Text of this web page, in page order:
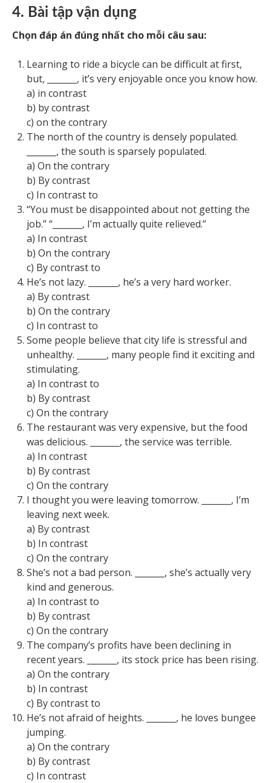
4. Bài tập vận dụng
Chọn đáp án đúng nhất cho mỗi câu sau:
Learning to ride a bicycle can be difficult at first,
but, _______, it’s very enjoyable once you know how.
a) in contrast
b) by contrast
c) on the contrary
The north of the country is densely populated.
_______, the south is sparsely populated.
a) On the contrary
b) By contrast
c) In contrast to
“You must be disappointed about not getting the
job.” “_______, I’m actually quite relieved.”
a) In contrast
b) On the contrary
c) By contrast to
He’s not lazy. _______, he’s a very hard worker.
a) By contrast
b) On the contrary
c) In contrast to
Some people believe that city life is stressful and
unhealthy. _______, many people find it exciting and
stimulating.
a) In contrast to
b) By contrast
c) On the contrary
The restaurant was very expensive, but the food
was delicious. _______, the service was terrible.
a) In contrast
b) By contrast
c) On the contrary
I thought you were leaving tomorrow. _______, I’m
leaving next week.
a) By contrast
b) In contrast
c) On the contrary
She’s not a bad person. _______, she’s actually very
kind and generous.
a) In contrast to
b) By contrast
c) On the contrary
The company’s profits have been declining in
recent years. _______, its stock price has been rising.
a) On the contrary
b) In contrast
c) By contrast to
He’s not afraid of heights. _______, he loves bungee
jumping.
a) On the contrary
b) By contrast
c) In contrast